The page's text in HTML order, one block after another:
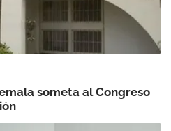
someta al Congreso